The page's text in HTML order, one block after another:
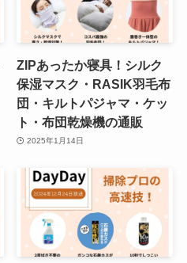
ZIPあったか寝具！シルク
保湿マスク・RASIK羽毛布
団・キルトパジャマ・ケッ
ト・布団乾燥機の通販
2025年1月14日